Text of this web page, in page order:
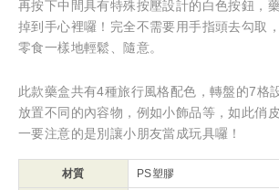
再按下中間具有特殊按壓設計的白色按鈕，
掉到手心裡囉！完全不需要用手指頭去勾取
零食一樣地輕鬆、隨意。
此款藥盒共有4種旅行風格配色，轉盤的7格
放置不同的內容物，例如小飾品等，如此俏
一要注意的是別讓小朋友當成玩具囉！
材質 PS塑膠